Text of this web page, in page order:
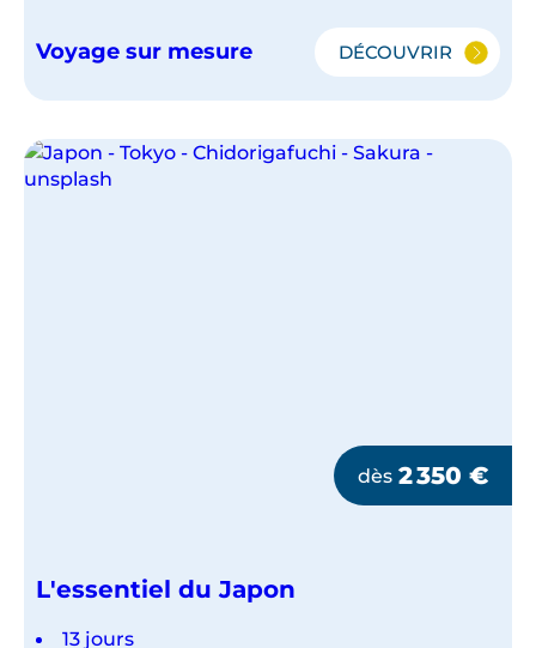
Voyage sur mesure DÉCOUVRIR
LE
FAMILLE
dès 2 350 €
L'essentiel du Japon
13 jours